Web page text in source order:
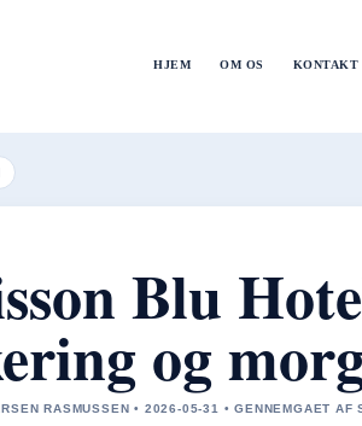
HJEM OM OS KONTAKT
Blu
og
RASMUSSEN • 2026-05-31 • GENNEMGAET AF